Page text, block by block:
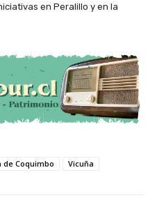
en Peralillo y en la
de Coquimbo Vicuña